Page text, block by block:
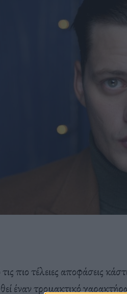
πιο τέλειες αποφάσεις
έναν τρομακτικό